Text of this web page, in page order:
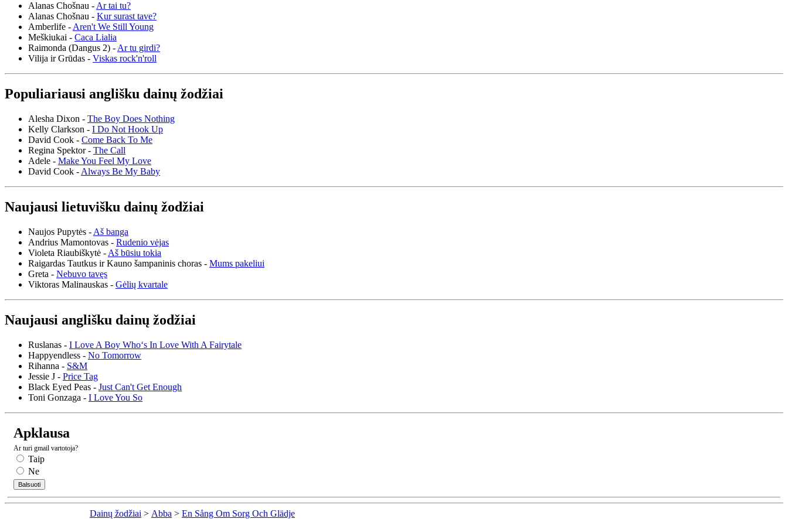
Alanas Chošnau -Ar tai tu?
Alanas Chošnau - Kur surast tave?
Amberlife -Aren't We Still Young
Meškiukai - Caca Lialia
Raimonda (Dangus 2) -Ar tu girdi?
Vilija ir Grūdas - Viskas rock'n'roll
Populiariausi anglišku dainų žodžiai
Alesha Dixon - The Boy Does Nothing
Kelly Clarkson - I Do Not Hook Up
David Cook - Come Back To Me
Regina Spektor - The Call
Adele - Make You Feel My Love
David Cook - Always Be My Baby
Naujausi lietuvišku dainų žodžiai
Naujos Pupytės - Aš banga
Andrius Mamontovas - Rudenio vėjas
Violeta Riaubiškytė - Aš būsiu tokia
Raigardas Tautkus ir Kauno šampaninis choras - Mums pakeliui
Greta - Nebuvo tavęs
Viktoras Malinauskas - Gėlių kvartale
Naujausi anglišku dainų žodžiai
Ruslanas - I Love A Boy Who‘s In Love With A Fairytale
Happyendless - No Tomorrow
Rihanna - S&M
Jessie J - Price Tag
Black Eyed Peas - Just Can't Get Enough
Toni Gonzaga - I Love You So
Apklausa
Ar turi gmail vartotoja?
Taip
Ne
Dainų žodžiai > Abba > En Sång Om Sorg Och Glädje